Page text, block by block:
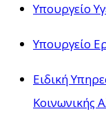
Υπουργείο
Υπουργείο
Ειδική
Κοινωνικής